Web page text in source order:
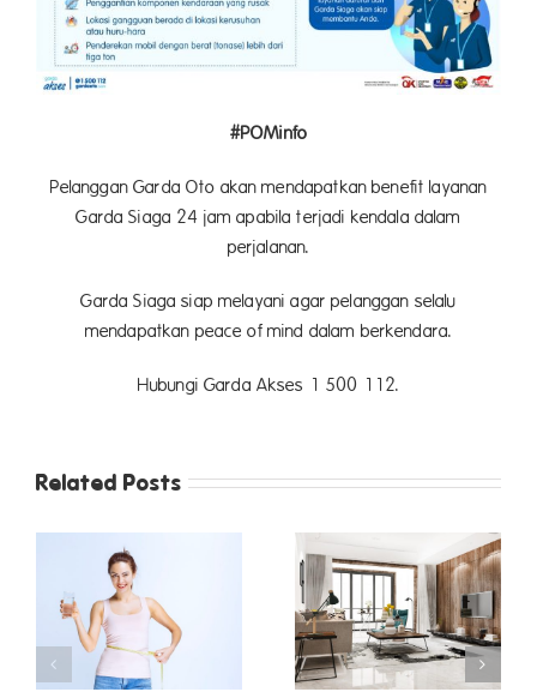
#POMinfo
Pelanggan Garda Oto akan mendapatkan benefit layanan
Garda Siaga 24 jam apabila terjadi kendala dalam
perjalanan.
Garda Siaga siap melayani agar pelanggan selalu
mendapatkan peace of mind dalam berkendara.
Hubungi Garda Akses 1 500 112.
Related Posts